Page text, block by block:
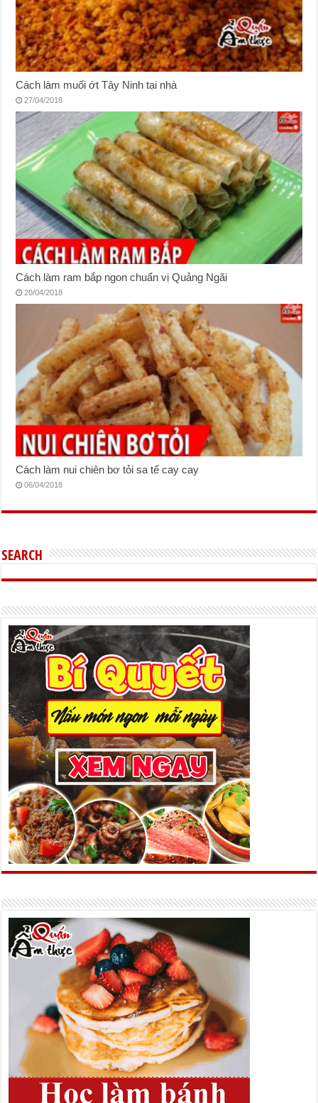
Cách làm muối ớt Tây Ninh tại nhà
27/04/2018
Cách làm ram bắp ngon chuẩn vị Quảng Ngãi
20/04/2018
Cách làm nui chiên bơ tỏi sa tế cay cay
06/04/2018
SEARCH